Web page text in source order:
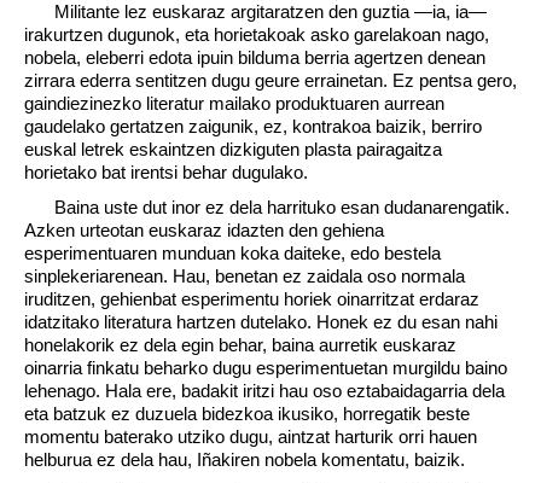
Militante lez euskaraz argitaratzen den guztia —ia, ia—
irakurtzen dugunok, eta horietakoak asko garelakoan nago,
nobela, eleberri edota ipuin bilduma berria agertzen denean
zirrara ederra sentitzen dugu geure errainetan. Ez pentsa gero,
gaindiezinezko literatur mailako produktuaren aurrean
gaudelako gertatzen zaigunik, ez, kontrakoa baizik, berriro
euskal letrek eskaintzen dizkiguten plasta pairagaitza
horietako bat irentsi behar dugulako.
Baina uste dut inor ez dela harrituko esan dudanarengatik.
Azken urteotan euskaraz idazten den gehiena
esperimentuaren munduan koka daiteke, edo bestela
sinplekeriarenean. Hau, benetan ez zaidala oso normala
iruditzen, gehienbat esperimentu horiek oinarritzat erdaraz
idatzitako literatura hartzen dutelako. Honek ez du esan nahi
honelakorik ez dela egin behar, baina aurretik euskaraz
oinarria finkatu beharko dugu esperimentuetan murgildu baino
lehenago. Hala ere, badakit iritzi hau oso eztabaidagarria dela
eta batzuk ez duzuela bidezkoa ikusiko, horregatik beste
momentu baterako utziko dugu, aintzat harturik orri hauen
helburua ez dela hau, Iñakiren nobela komentatu, baizik.